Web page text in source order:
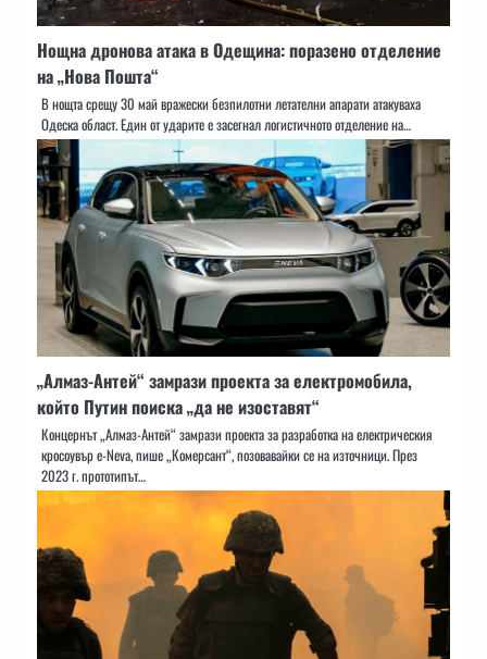
Нощна дронова атака в Одещина: поразено отделение
на „Нова Пошта“
В нощта срещу 30 май вражески безпилотни летателни апарати атакуваха
Одеска област. Един от ударите е засегнал логистичното отделение на…
„Алмаз-Антей“ замрази проекта за електромобила,
който Путин поиска „да не изоставят“
Концернът „Алмаз-Антей“ замрази проекта за разработка на електрическия
кросоувър e-Neva, пише „Комерсант“, позовавайки се на източници. През
2023 г. прототипът…